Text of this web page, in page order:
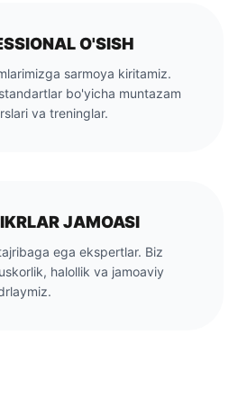
O'SISH
sarmoya kiritamiz.
bo'yicha muntazam
va treninglar.
JAMOASI
ega ekspertlar. Biz
halollik va jamoaviy